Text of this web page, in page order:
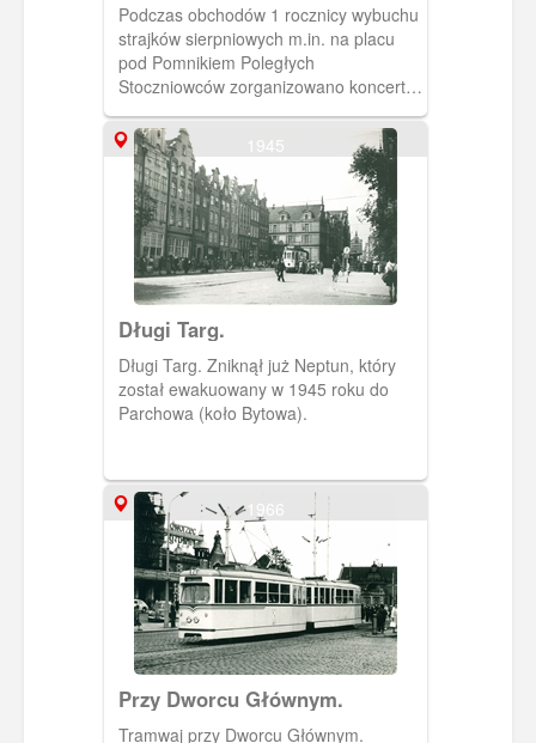
Podczas obchodów 1 rocznicy wybuchu
strajków sierpniowych m.in. na placu
pod Pomnikiem Poległych
Stoczniowców zorganizowano koncert
budynek ówczesnej Północnej DOKP.
Autor: Marek Kaliszczak
1945
Długi Targ.
Długi Targ. Zniknął już Neptun, który
został ewakuowany w 1945 roku do
Parchowa (koło Bytowa).
1966
Przy Dworcu Głównym.
Tramwaj przy Dworcu Głównym.